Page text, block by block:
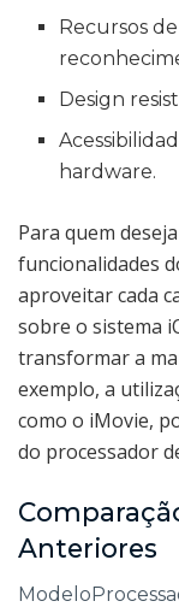
Recursos
Design
hardware.
Para quem
funcionalidades
aproveitar cada
sobre o sistema
transformar a
exemplo, a
como o iMovie,
do processador
Anteriores
Modelo